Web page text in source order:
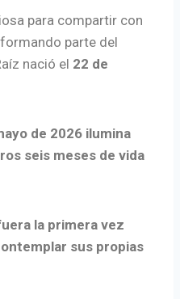
para compartir con
parte del
nació el 22 de
de 2026 ilumina
seis meses de vida
la primera vez
sus propias